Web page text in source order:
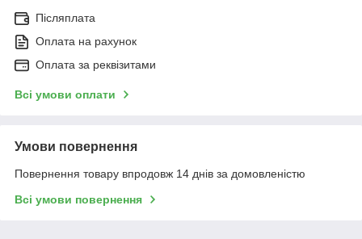
Післяплата
Оплата на рахунок
Оплата за реквізитами
Всі умови оплати
Умови повернення
Повернення товару впродовж 14 днів за домовленістю
Всі умови повернення